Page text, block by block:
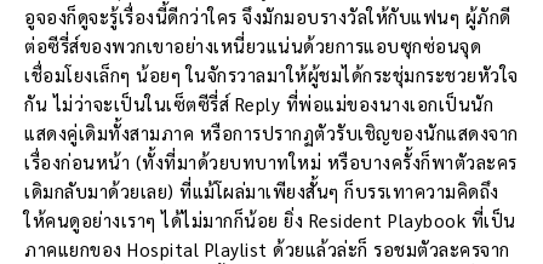
อูจองก็ดูจะรู้เรื่องนี้ดีกว่าใคร จึงมักมอบรางวัลให้กับแฟนๆ ผู้ภักดี
ต่อซีรี่ส์ของพวกเขาอย่างเหนี่ยวแน่นด้วยการแอบซุกซ่อนจุด
เชื่อมโยงเล็กๆ น้อยๆ ในจักรวาลมาให้ผู้ชมได้กระชุ่มกระชวยหัวใจ
กัน ไม่ว่าจะเป็นในเซ็ตซีรี่ส์ Reply ที่พ่อแม่ของนางเอกเป็นนัก
แสดงคู่เดิมทั้งสามภาค หรือการปรากฏตัวรับเชิญของนักแสดงจาก
เรื่องก่อนหน้า (ทั้งที่มาด้วยบทบาทใหม่ หรือบางครั้งก็พาตัวละคร
เดิมกลับมาด้วยเลย) ที่แม้โผล่มาเพียงสั้นๆ ก็บรรเทาความคิดถึง
ให้คนดูอย่างเราๆ ได้ไม่มากก็น้อย ยิ่ง Resident Playbook ที่เป็น
ภาคแยกของ Hospital Playlist ด้วยแล้วล่ะก็ รอชมตัวละครจาก